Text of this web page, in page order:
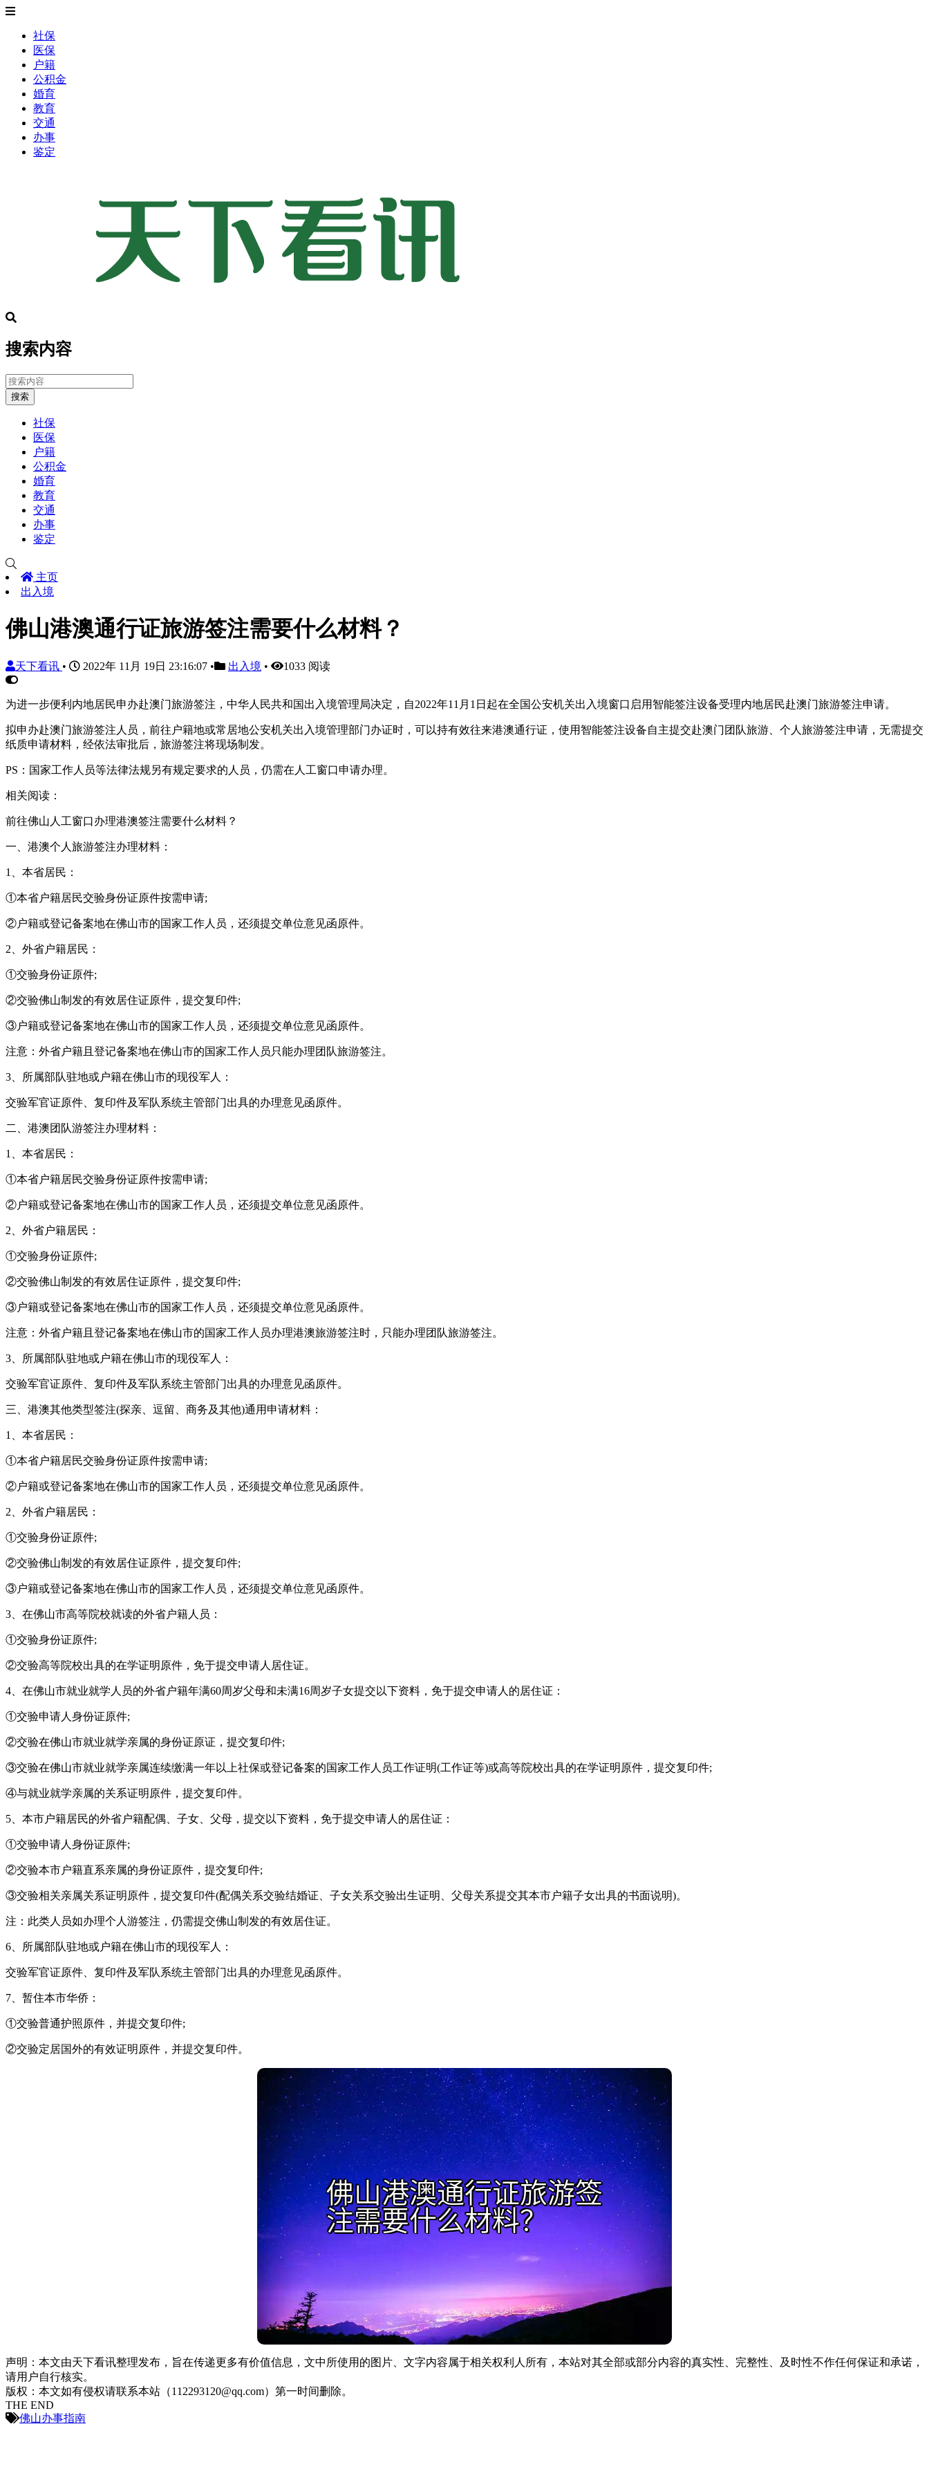
社保
医保
户籍
公积金
婚育
教育
交通
办事
鉴定
搜索内容
搜索
社保
医保
户籍
公积金
婚育
教育
交通
办事
鉴定
主页
出入境
佛山港澳通行证旅游签注需要什么材料？
天下看讯 • 2022年 11月 19日 23:16:07 • 出入境 • 1033 阅读
为进一步便利内地居民申办赴澳门旅游签注，中华人民共和国出入境管理局决定，自2022年11月1日起在全国公安机关出入境窗口启用智能签注设备受理内地居民赴澳门旅游签注申请。
拟申办赴澳门旅游签注人员，前往户籍地或常居地公安机关出入境管理部门办证时，可以持有效往来港澳通行证，使用智能签注设备自主提交赴澳门团队旅游、个人旅游签注申请，无需提交
纸质申请材料，经依法审批后，旅游签注将现场制发。
PS：国家工作人员等法律法规另有规定要求的人员，仍需在人工窗口申请办理。
相关阅读：
前往佛山人工窗口办理港澳签注需要什么材料？
一、港澳个人旅游签注办理材料：
1、本省居民：
①本省户籍居民交验身份证原件按需申请;
②户籍或登记备案地在佛山市的国家工作人员，还须提交单位意见函原件。
2、外省户籍居民：
①交验身份证原件;
②交验佛山制发的有效居住证原件，提交复印件;
③户籍或登记备案地在佛山市的国家工作人员，还须提交单位意见函原件。
注意：外省户籍且登记备案地在佛山市的国家工作人员只能办理团队旅游签注。
3、所属部队驻地或户籍在佛山市的现役军人：
交验军官证原件、复印件及军队系统主管部门出具的办理意见函原件。
二、港澳团队游签注办理材料：
1、本省居民：
①本省户籍居民交验身份证原件按需申请;
②户籍或登记备案地在佛山市的国家工作人员，还须提交单位意见函原件。
2、外省户籍居民：
①交验身份证原件;
②交验佛山制发的有效居住证原件，提交复印件;
③户籍或登记备案地在佛山市的国家工作人员，还须提交单位意见函原件。
注意：外省户籍且登记备案地在佛山市的国家工作人员办理港澳旅游签注时，只能办理团队旅游签注。
3、所属部队驻地或户籍在佛山市的现役军人：
交验军官证原件、复印件及军队系统主管部门出具的办理意见函原件。
三、港澳其他类型签注(探亲、逗留、商务及其他)通用申请材料：
1、本省居民：
①本省户籍居民交验身份证原件按需申请;
②户籍或登记备案地在佛山市的国家工作人员，还须提交单位意见函原件。
2、外省户籍居民：
①交验身份证原件;
②交验佛山制发的有效居住证原件，提交复印件;
③户籍或登记备案地在佛山市的国家工作人员，还须提交单位意见函原件。
3、在佛山市高等院校就读的外省户籍人员：
①交验身份证原件;
②交验高等院校出具的在学证明原件，免于提交申请人居住证。
4、在佛山市就业就学人员的外省户籍年满60周岁父母和未满16周岁子女提交以下资料，免于提交申请人的居住证：
①交验申请人身份证原件;
②交验在佛山市就业就学亲属的身份证原证，提交复印件;
③交验在佛山市就业就学亲属连续缴满一年以上社保或登记备案的国家工作人员工作证明(工作证等)或高等院校出具的在学证明原件，提交复印件;
④与就业就学亲属的关系证明原件，提交复印件。
5、本市户籍居民的外省户籍配偶、子女、父母，提交以下资料，免于提交申请人的居住证：
①交验申请人身份证原件;
②交验本市户籍直系亲属的身份证原件，提交复印件;
③交验相关亲属关系证明原件，提交复印件(配偶关系交验结婚证、子女关系交验出生证明、父母关系提交其本市户籍子女出具的书面说明)。
注：此类人员如办理个人游签注，仍需提交佛山制发的有效居住证。
6、所属部队驻地或户籍在佛山市的现役军人：
交验军官证原件、复印件及军队系统主管部门出具的办理意见函原件。
7、暂住本市华侨：
①交验普通护照原件，并提交复印件;
②交验定居国外的有效证明原件，并提交复印件。
声明：本文由天下看讯整理发布，旨在传递更多有价值信息，文中所使用的图片、文字内容属于相关权利人所有，本站对其全部或部分内容的真实性、完整性、及时性不作任何保证和承诺，
请用户自行核实。
版权：本文如有侵权请联系本站（112293120@qq.com）第一时间删除。
THE END
佛山办事指南